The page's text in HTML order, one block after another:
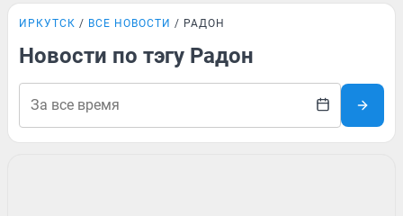
ИРКУТСК ВСЕ НОВОСТИ РАДОН
Новости по тэгу Радон